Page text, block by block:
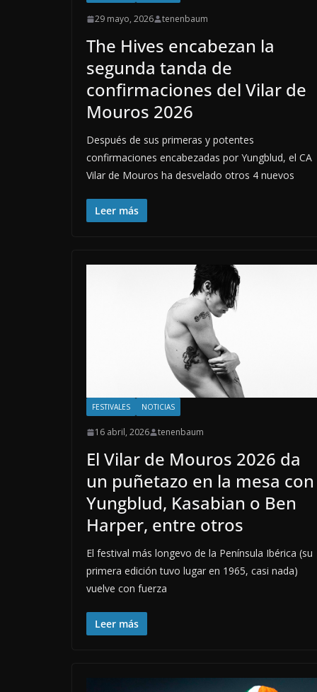
29 mayo, 2026 tenenbaum
The Hives encabezan la
segunda tanda de
confirmaciones del Vilar de
Mouros 2026
Después de sus primeras y potentes
confirmaciones encabezadas por Yungblud, el CA
Vilar de Mouros ha desvelado otros 4 nuevos
Leer más
FESTIVALES NOTICIAS
16 abril, 2026 tenenbaum
El Vilar de Mouros 2026 da
un puñetazo en la mesa con
Yungblud, Kasabian o Ben
Harper, entre otros
El festival más longevo de la Península Ibérica (su
primera edición tuvo lugar en 1965, casi nada)
vuelve con fuerza
Leer más